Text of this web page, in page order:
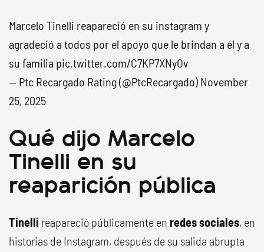
Marcelo Tinelli reapareció en su instagram y
agradeció a todos por el apoyo que le brindan a él y a
su familia pic.twitter.com/C7KP7XNyOv
— Ptc Recargado Rating (@PtcRecargado) November
25, 2025
Qué dijo Marcelo
Tinelli en su
reaparición pública
Tinelli reapareció públicamente en redes sociales, en
historias de Instagram, después de su salida abrupta